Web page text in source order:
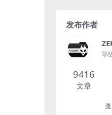
发布作者
等
9416
文章